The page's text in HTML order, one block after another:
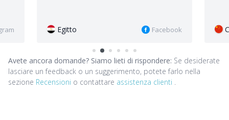
Facebook Instagram
Avete ancora domande? Siamo lieti di rispondere: Se desiderate
lasciare un feedback o un suggerimento, potete farlo nella
sezione Recensioni o contattare assistenza clienti